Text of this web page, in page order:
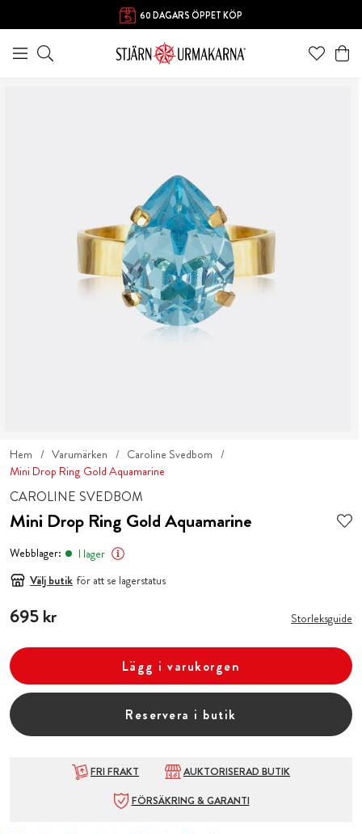
60 DAGARS ÖPPET KÖP
Hem Varumärken
Caroline Svedbom
Mini Drop Ring Gold Aquamarine
CAROLINE SVEDBOM
Mini Drop Ring Gold Aquamarine
Webblager:
I lager
Välj butik för att se lagerstatus
Pris:695 kr
695 kr Storleksguide
Lägg i varukorgen
Reservera i butik
FRI FRAKT
AUKTORISERAD BUTIK
FÖRSÄKRING & GARANTI